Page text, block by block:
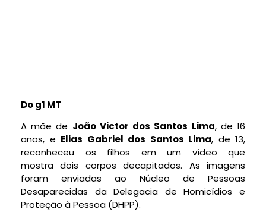
Do g1 MT
A mãe de João Victor dos Santos Lima, de 16
anos, e Elias Gabriel dos Santos Lima, de 13,
reconheceu os filhos em um vídeo que
mostradois corpos decapitados. As imagens
foram enviadas ao Núcleo de Pessoas
Desaparecidas da Delegacia de Homicídios e
Proteção à Pessoa (DHPP).